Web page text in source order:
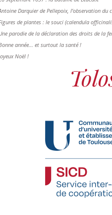
Darquier de Pellepoix, l’observation du
de plantes : le souci (calendula
parodie de la déclaration des droits de la
année... et surtout la santé !
Noël !